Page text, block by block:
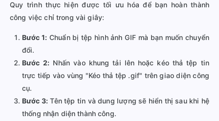
Quy trình thực hiện được tối ưu hóa để bạn hoàn thành
công việc chỉ trong vài giây:
Bước 1: Chuẩn bị tệp hình ảnh GIF mà bạn muốn chuyển
đổi.
Bước 2:Nhấn vào khung tải lên hoặc kéo thả tệp tin
trực tiếp vào vùng "Kéo thả tệp .gif" trên giao diện công
cụ.
Bước 3: Tên tệp tin và dung lượng sẽ hiển thị sau khi hệ
thống nhận diện thành công.